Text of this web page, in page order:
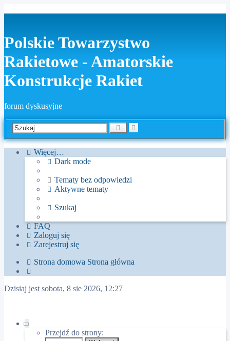
Polskie Towarzystwo
Rakietowe - Amatorskie
Konstrukcje Rakiet
forum dyskusyjne
Szukaj
zaawansowane
Więcej…
Dark mode
Tematy bez odpowiedzi
Aktywne tematy
Szukaj
FAQ
Zaloguj się
Zarejestruj się
Strona domowa Strona główna
Dzisiaj jest sobota, 8 sie 2026, 12:27
Strona
Przejdź do strony: